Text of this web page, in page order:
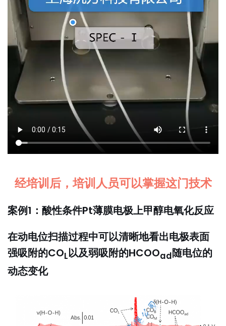
经培训后，培训人员可以掌握这门技术
案例1：酸性条件Pt薄膜电极上甲醇电氧化反应
在动电位扫描过程中可以清晰地看出电极表面
强吸附的COL以及弱吸附的HCOOad随电位的
动态变化